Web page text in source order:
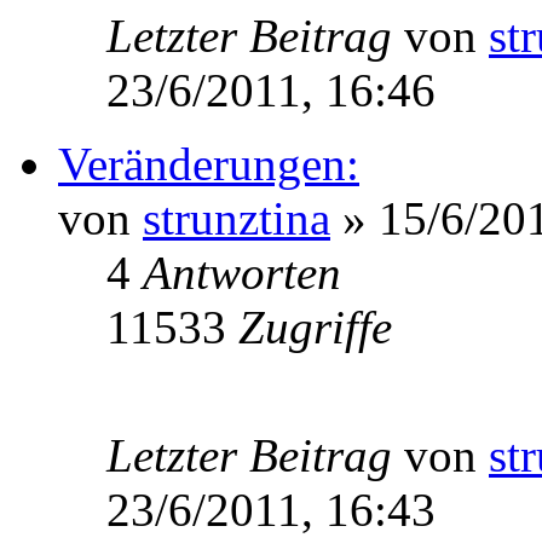
Letzter Beitrag von
23/6/2011, 16:46
Veränderungen:
von strunztina » 15/6/
4Antworten
11533 Zugriffe
Letzter Beitrag von
23/6/2011, 16:43